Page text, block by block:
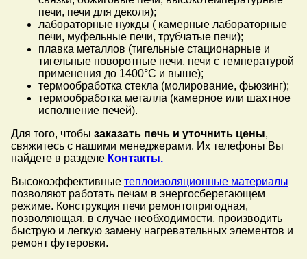
печи, печи для деколя);
лабораторные нужды ( камерные лабораторные
печи, муфельные печи, трубчатые печи);
плавка металлов (тигельные стационарные и
тигельные поворотные печи, печи с температурой
применения до 1400°С и выше);
термообработка стекла (молирование, фьюзинг);
термообработка металла (камерное или шахтное
исполнение печей).
Для того, чтобы заказать печь и уточнить цены,
свяжитесь с нашими менеджерами. Их телефоны Вы
найдете в разделе Контакты.
Высокоэффективные теплоизоляционные материалы
позволяют работать печам в энергосберегающем
режиме. Конструкция печи ремонтопригодная,
позволяющая, в случае необходимости, производить
быструю и легкую замену нагревательных элементов и
ремонт футеровки.